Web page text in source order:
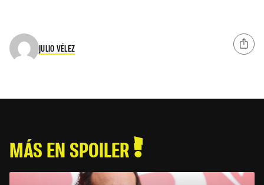
JULIO VÉLEZ
MÁS EN SPOILER